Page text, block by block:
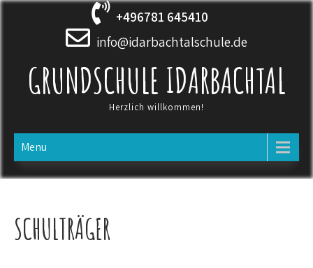
Skip
+496781 645410
info@idarbachtalschule.de
GRUNDSCHULE IDARBACHTAL
Herzlich willkommen!
Menu
SCHULTRÄGER